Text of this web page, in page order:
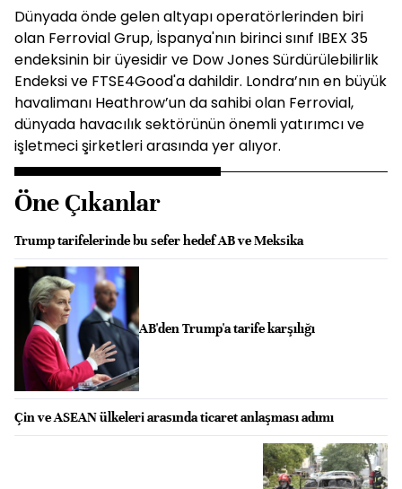
Dünyada önde gelen altyapı operatörlerinden biri
olan Ferrovial Grup, İspanya'nın birinci sınıf IBEX 35
endeksinin bir üyesidir ve Dow Jones Sürdürülebilirlik
Endeksi ve FTSE4Good'a dahildir. Londra’nın en büyük
havalimanı Heathrow’un da sahibi olan Ferrovial,
dünyada havacılık sektörünün önemli yatırımcı ve
işletmeci şirketleri arasında yer alıyor.
Öne Çıkanlar
Trump tarifelerinde bu sefer hedef AB ve Meksika
AB'den Trump'a tarife karşılığı
Çin ve ASEAN ülkeleri arasında ticaret anlaşması adımı